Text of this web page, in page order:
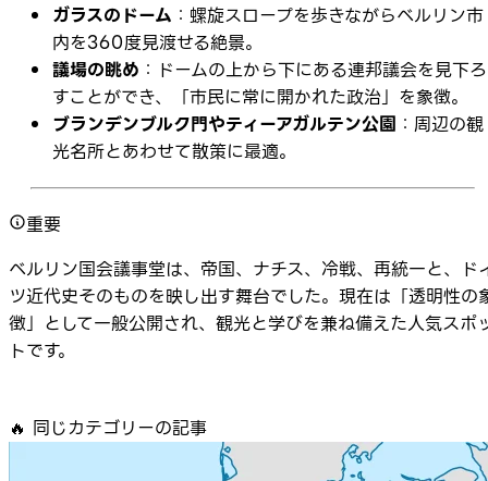
ガラスのドーム ：螺旋スロープを歩きながらベルリン市
内を360度見渡せる絶景。
議場の眺め ：ドームの上から下にある連邦議会を見下ろ
すことができ、「市民に常に開かれた政治」を象徴。
ブランデンブルク門やティーアガルテン公園 ：周辺の観
光名所とあわせて散策に最適。
重要
ベルリン国会議事堂は、帝国、ナチス、冷戦、再統一と、ド
ツ近代史そのものを映し出す舞台でした。現在は「透明性の
徴」として一般公開され、観光と学びを兼ね備えた人気スポ
トです。
🔥 同じカテゴリーの記事